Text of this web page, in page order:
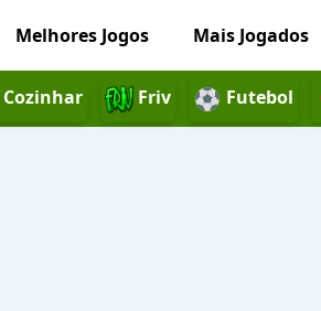
Melhores Jogos Mais Jogados
Cozinhar Friv Futebol